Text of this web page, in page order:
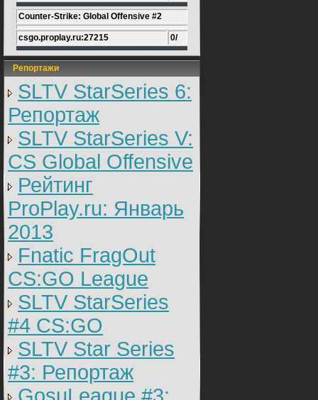
Counter-Strike: Global Offensive #2
csgo.proplay.ru:27215 0/
Репортажи
SLTV StarSeries 6:
Репортаж
SLTV StarSeries V:
CS Global Offensive
Рейтинг
ProPlay.ru: Январь
2013
Fnatic FragOut
CS:GO League
SLTV StarSeries
#4 CS:GO
SLTV Star Series
#3: Репортаж